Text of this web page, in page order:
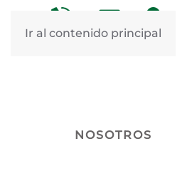
Ir al contenido principal
NOSOTROS